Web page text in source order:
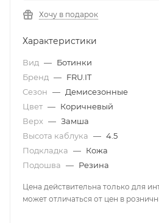
Хочу в подарок
Характеристики
Вид — Ботинки
Бренд — FRU.IT
Сезон — Демисезонные
Цвет — Коричневый
Верх — Замша
Высота каблука — 4.5
Подкладка — Кожа
Подошва — Резина
Цена действительна только для
может отличаться от цен в